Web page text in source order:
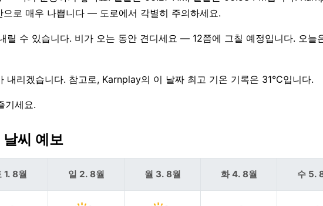
로 매우 나쁩니다 — 도로에서 각별히 주의하세요.
수 있습니다. 비가 오는 동안 견디세요 — 12쯤에 그칠 예정입니다. 오늘
리겠습니다. 참고로, Karnplay의 이 날짜 최고 기온 기록은 31°C입니다.
기세요.
씨 예보
1. 8월 일 2. 8월 월 3. 8월 화 4. 8월 수 5.